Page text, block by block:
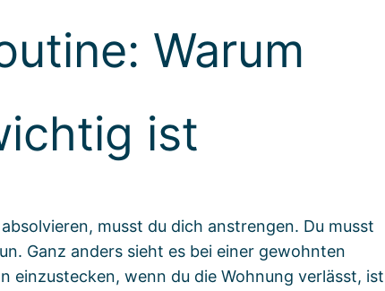
Warum
ist
musst du dich anstrengen. Du musst
Ganz anders sieht es bei einer gewohnten
einzustecken, wenn du die Wohnung verlässt, ist